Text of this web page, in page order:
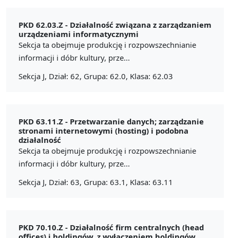
PKD 62.03.Z - Działalność związana z zarządzaniem
urządzeniami informatycznymi
Sekcja ta obejmuje produkcję i rozpowszechnianie
informacji i dóbr kultury, prze...
Sekcja J, Dział: 62, Grupa: 62.0, Klasa: 62.03
PKD 63.11.Z - Przetwarzanie danych; zarządzanie
stronami internetowymi (hosting) i podobna
działalność
Sekcja ta obejmuje produkcję i rozpowszechnianie
informacji i dóbr kultury, prze...
Sekcja J, Dział: 63, Grupa: 63.1, Klasa: 63.11
PKD 70.10.Z - Działalność firm centralnych (head